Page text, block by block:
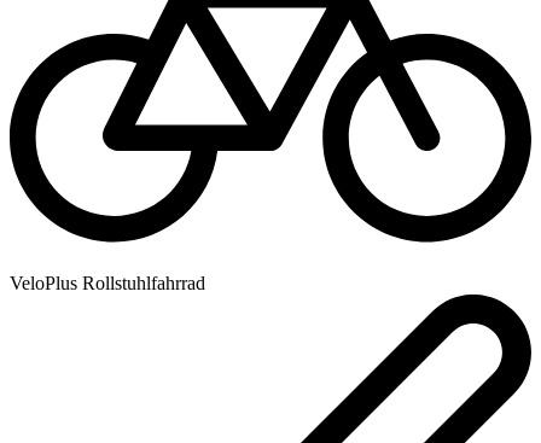
VeloPlus Rollstuhlfahrrad